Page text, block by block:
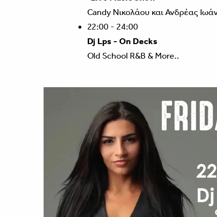
Candy Νικολάου και Ανδρέας
22:00 - 24:00
Dj Lps - On Decks
Old School R&B & More..